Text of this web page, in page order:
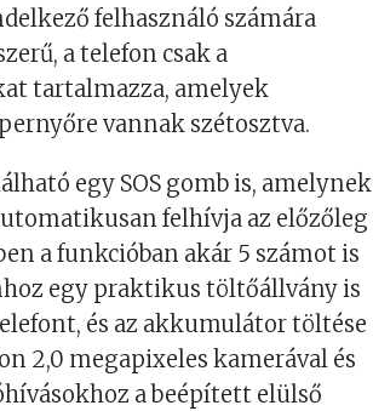
felhasználó számára
a telefon csak a
tartalmazza, amelyek
vannak szétosztva.
egy SOS gomb is, amelynek
felhívja az előzőleg
a funkcióban akár 5 számot is
egy praktikus töltőállvány is
és az akkumulátor töltése
2,0 megapixeles kamerával és
a beépített elülső